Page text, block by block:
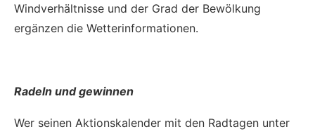
Windverhältnisse und der Grad der Bewölkung
ergänzen die Wetterinformationen.
Radeln und gewinnen
Wer seinen Aktionskalender mit den Radtagen unter